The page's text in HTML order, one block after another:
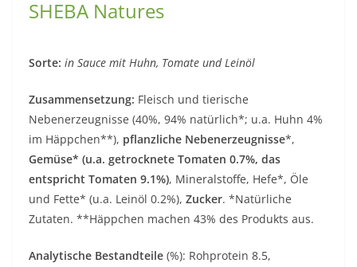
SHEBA Natures
Sorte: in Sauce mit Huhn, Tomate und Leinöl
Zusammensetzung: Fleisch und tierische
Nebenerzeugnisse (40%, 94% natürlich*; u.a. Huhn 4%
im Häppchen**), pflanzliche Nebenerzeugnisse*,
Gemüse* (u.a. getrocknete Tomaten 0.7%, das
entspricht Tomaten 9.1%), Mineralstoffe, Hefe*, Öle
und Fette* (u.a. Leinöl 0.2%), Zucker. *Natürliche
Zutaten. **Häppchen machen 43% des Produkts aus.
Analytische Bestandteile (%): Rohprotein 8.5,